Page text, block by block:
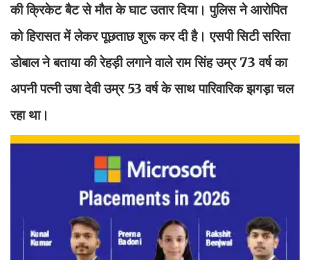
की क्रिकेट बैट से मौत के घाट उतार दिया। पुलिस ने आरोपित
को हिरासत में लेकर पूछताछ शुरू कर दी है। एसपी सिटी सरिता
डोबाल ने बताया की रेहड़ी लगाने वाले राम सिंह उम्र 73 वर्ष का
अपनी पत्नी उषा देवी उम्र 53 वर्ष के साथ पारिवारिक झगड़ा चल
रहा था।